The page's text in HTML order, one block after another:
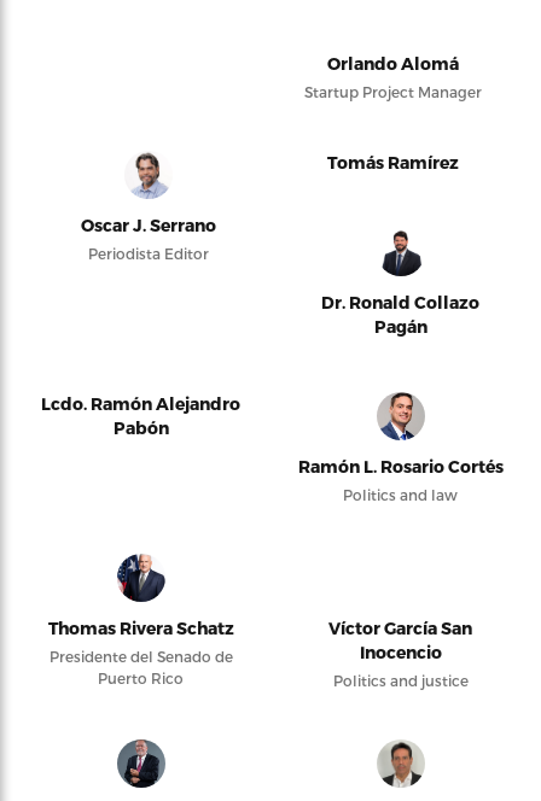
Orlando Alomá
Startup Project Manager
Oscar J. Serrano
Periodista Editor
Tomás Ramírez
Dr. Ronald Collazo
Pagán
Lcdo. Ramón Alejandro
Pabón
Ramón L. Rosario Cortés
Politics and law
Thomas Rivera Schatz
Presidente del Senado de
Puerto Rico
Víctor García San
Inocencio
Politics and justice